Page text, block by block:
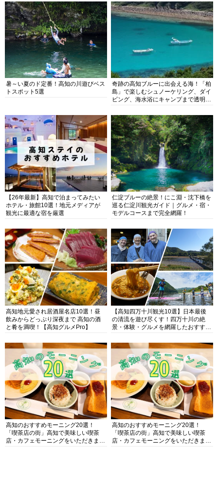
暑～い夏のド定番！高知の川遊びベス
トスポット5選
奇跡の高知ブルーに出会える海！「柏
島」で楽しむシュノーケリング、ダイ
ビング、海水浴にキャンプまで透明度
【26年最新】高知で泊まってみたい
ホテル・旅館10選！地元メディアが
観光に最適な宿を厳選
仁淀ブルーの絶景！にこ淵・沈下橋を
巡る仁淀川観光ガイド｜グルメ・宿・
モデルコースまで完全網羅！
高知地元愛され居酒屋名店10選！昼
飲みからどっぷり深夜まで 高知の酒
と肴を満喫！【高知グルメPro】
【高知四万十川観光10選】日本最後
の清流を遊び尽くす！四万十川の絶
景・体験・グルメを網羅したおすすめ
高知のおすすめモーニング20選！
「喫茶店の街」高知で美味しい喫茶
店・カフェモーニングをいただきま
高知のおすすめモーニング20選！
「喫茶店の街」高知で美味しい喫茶
店・カフェモーニングをいただきま